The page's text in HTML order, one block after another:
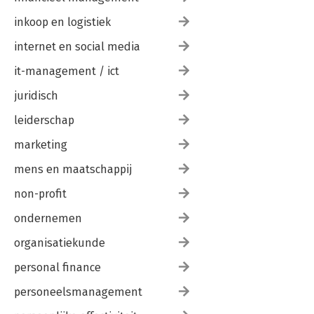
Lijnletters 122
Bézierkromme 123
Rooster 125
Letter H 127
Puntig 131
Tot slot 134
8. Nog meer programma’s 135
Inleiding 136
Audacity 137
RawTherapee 139
Videobewerking 141
Alternatieven voor Visio 143
PDF 145
Transmission 146
Virusscanner 147
inkoop en logistiek
internet en social media
it-management / ict
juridisch
leiderschap
marketing
mens en maatschappij
non-profit
ondernemen
organisatiekunde
personal finance
personeelsmanagement